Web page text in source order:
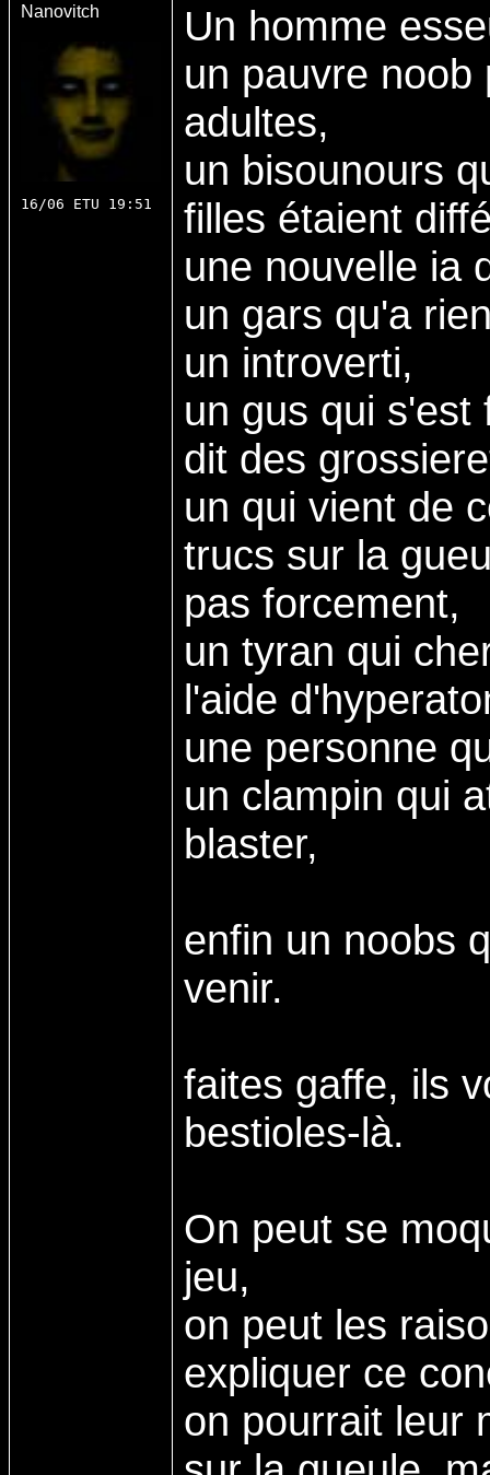
Nanovitch
16/06 ETU 19:51
Un homme
un pauvre noob
adultes,
un bisounours
filles étaient
une nouvelle ia
un gars qu'a
un introverti,
un gus qui s'est
dit des
un qui vient de
trucs sur la
pas forcement,
un tyran qui
l'aide
une personne
un clampin qui
blaster,
enfin un noobs
venir.
faites gaffe, ils
bestioles-là.
On peut se
jeu,
on peut les
expliquer ce
on pourrait leur